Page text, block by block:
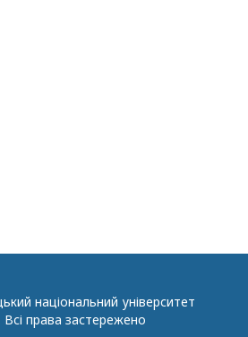
національний університет
Всі права застережено